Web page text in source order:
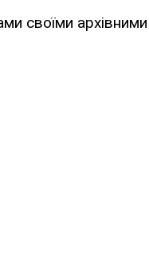
своїми архівними